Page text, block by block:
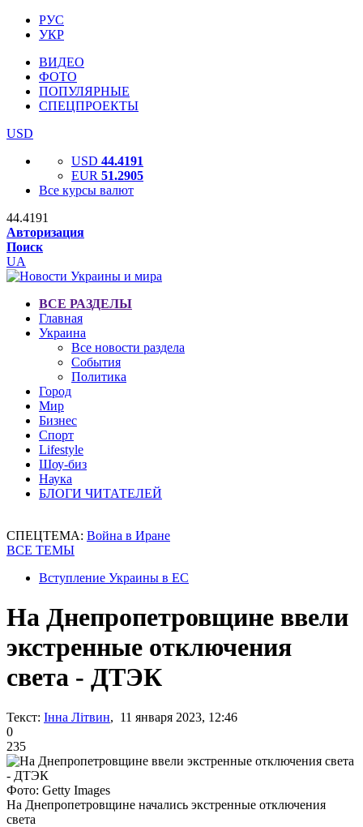
РУС
УКР
ВИДЕО
ФОТО
ПОПУЛЯРНЫЕ
СПЕЦПРОЕКТЫ
USD
USD 44.4191
EUR 51.2905
Все курсы валют
44.4191
Авторизация
Поиск
UA
ВСЕ РАЗДЕЛЫ
Главная
Украина
Все новости раздела
События
Политика
Город
Мир
Бизнес
Спорт
Lifestyle
Шоу-биз
Наука
БЛОГИ ЧИТАТЕЛЕЙ
СПЕЦТЕМА: Война в Иране
ВСЕ ТЕМЫ
Вступление Украины в ЕС
На Днепропетровщине ввели
экстренные отключения
света - ДТЭК
Текст: Інна Літвин, 11 января 2023, 12:46
0
235
Фото: Getty Images
На Днепропетровщине начались экстренные отключения
света